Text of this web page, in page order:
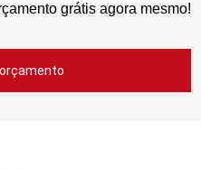
grátis agora mesmo!